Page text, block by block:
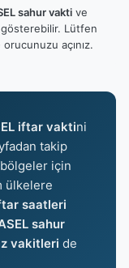
sahur vakti ve
gösterebilir. Lütfen
açınız.
iftar vaktini
takip
için
ülkelere
saatleri
sahur
vakitleri de